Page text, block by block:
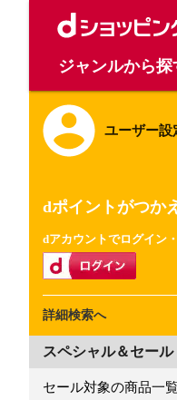
ユーザー設
dポイントがつか
dアカウントでログイン
詳細検索へ
スペシャル＆セール
セール対象の商品一
ジャンルから探